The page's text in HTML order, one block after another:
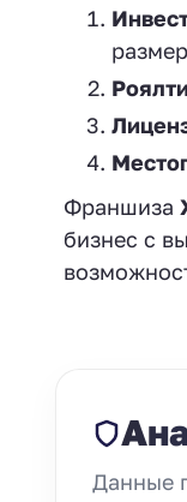
Франшиза
бизнес с
Данные